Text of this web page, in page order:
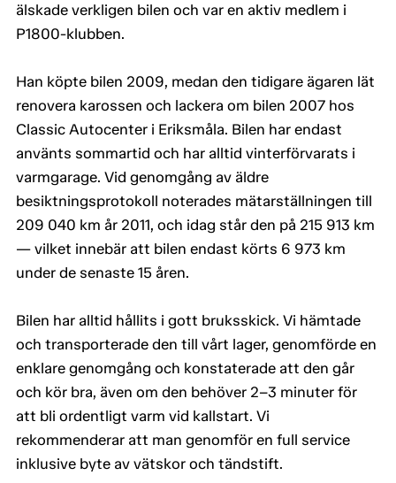
älskade verkligen bilen och var en aktiv medlem i
P1800-klubben.
Han köpte bilen 2009, medan den tidigare ägaren lät
renovera karossen och lackera om bilen 2007 hos
Classic Autocenter i Eriksmåla. Bilen har endast
använts sommartid och har alltid vinterförvarats i
varmgarage. Vid genomgång av äldre
besiktningsprotokoll noterades mätarställningen till
209 040 km år 2011, och idag står den på 215 913 km
— vilket innebär att bilen endast körts 6 973 km
under de senaste 15 åren.
Bilen har alltid hållits i gott bruksskick. Vi hämtade
och transporterade den till vårt lager, genomförde en
enklare genomgång och konstaterade att den går
och kör bra, även om den behöver 2–3 minuter för
att bli ordentligt varm vid kallstart. Vi
rekommenderar att man genomför en full service
inklusive byte av vätskor och tändstift.